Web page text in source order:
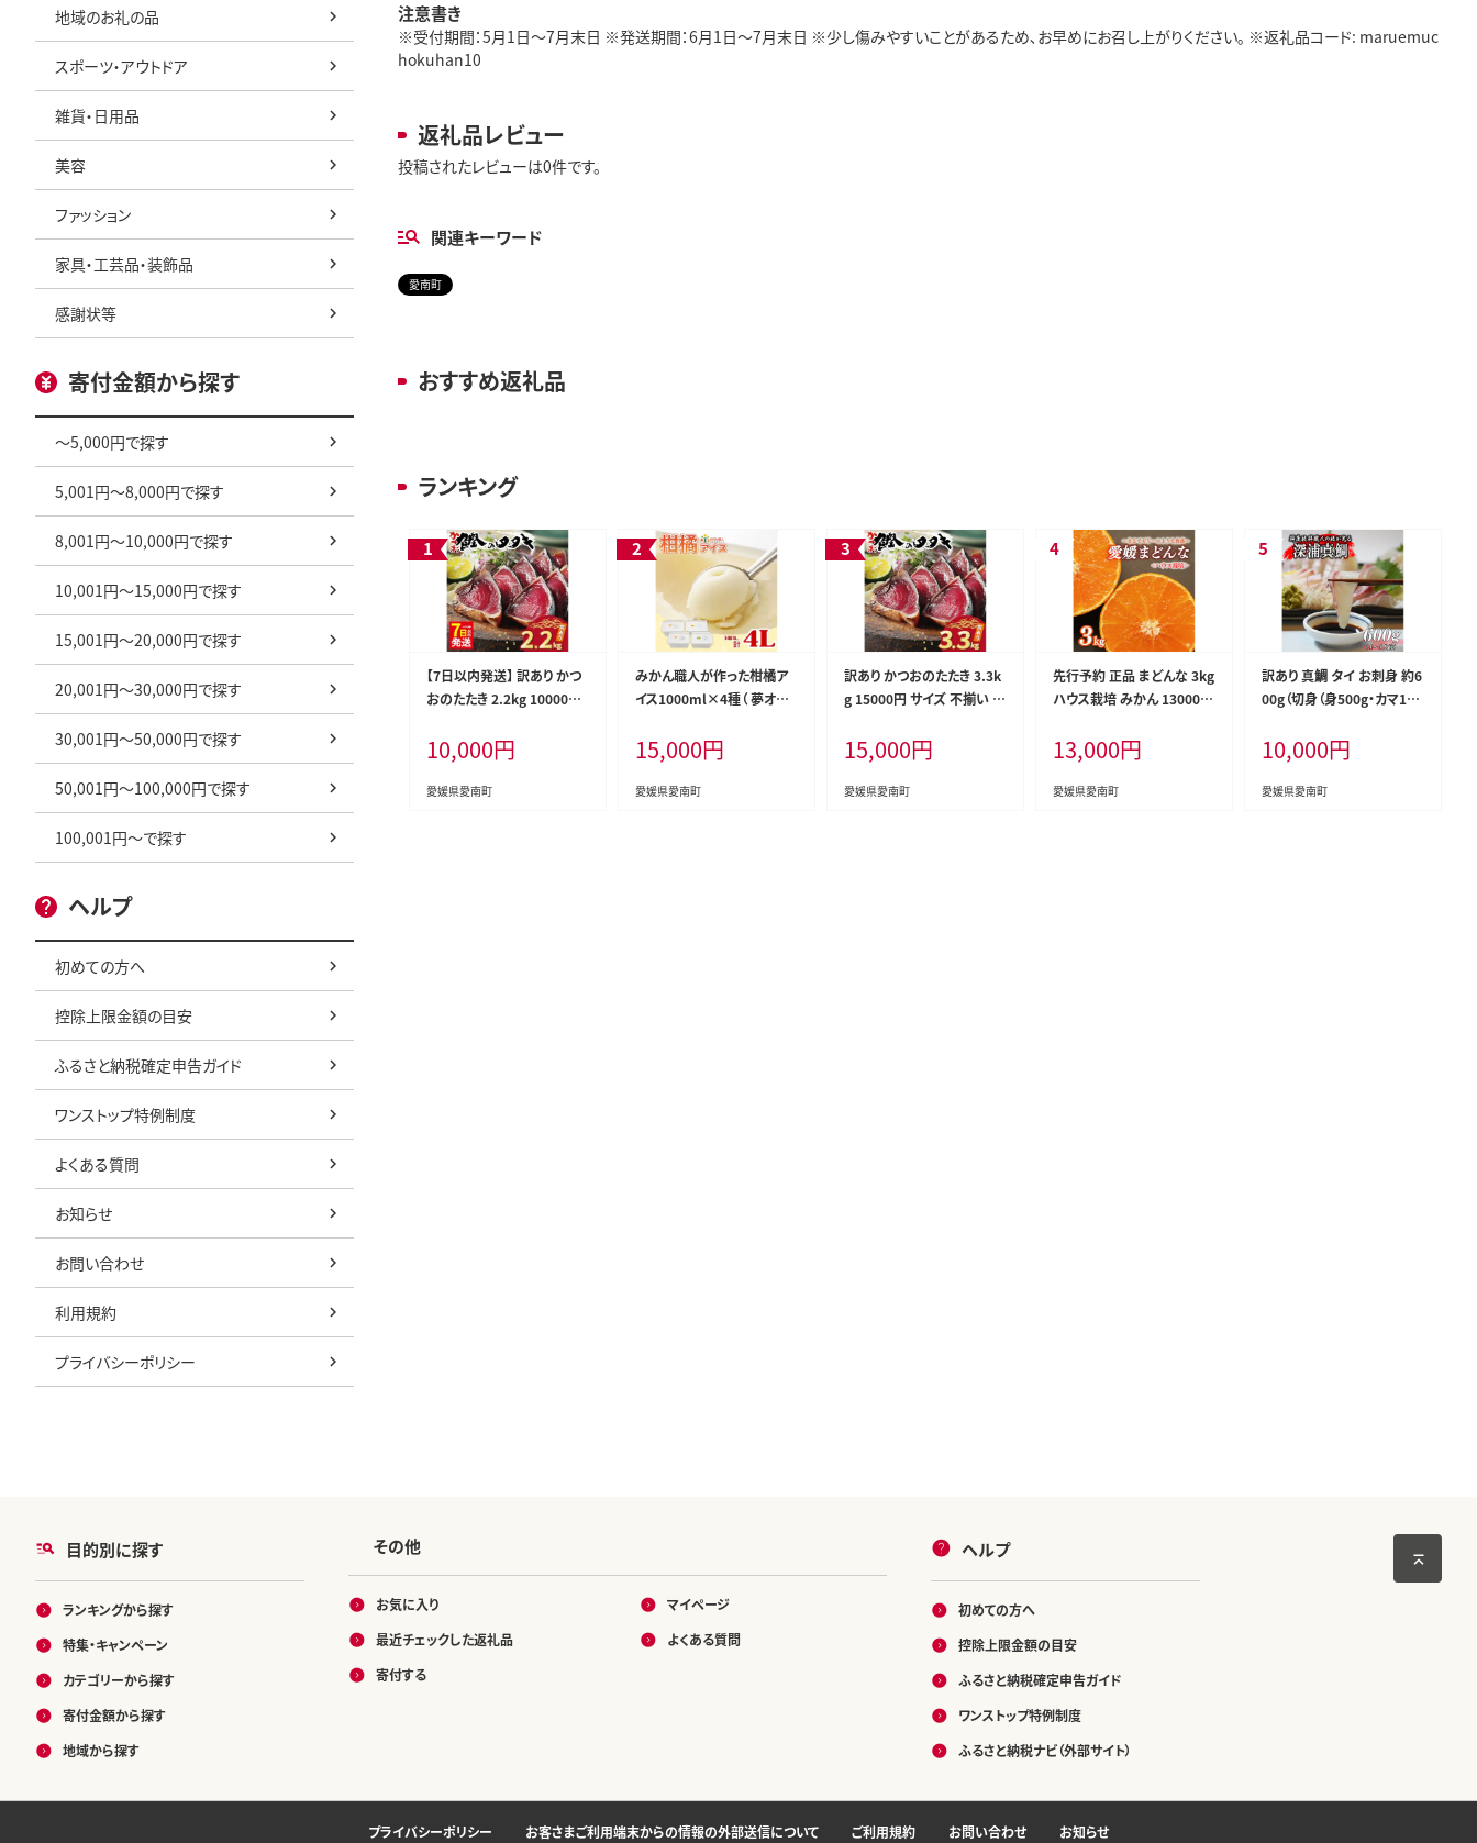
地域のお礼の品
スポーツ・アウトドア
雑貨・日用品
美容
ファッション
家具・工芸品・装飾品
感謝状等
寄付金額から探す
～5,000円で探す
5,001円～8,000円で探す
8,001円～10,000円で探す
10,001円～15,000円で探す
15,001円～20,000円で探す
20,001円～30,000円で探す
30,001円～50,000円で探す
50,001円～100,000円で探す
100,001円～で探す
ヘルプ
初めての方へ
控除上限金額の目安
ふるさと納税確定申告ガイド
ワンストップ特例制度
よくある質問
お知らせ
お問い合わせ
利用規約
プライバシーポリシー
注意書き
※受付期間：5月1日～7月末日 ※発送期間：6月1日～7月末日 ※少し傷みやすいことがあるため､お早めにお召し上がりください｡ ※返礼品コード: maruemuc
hokuhan10
返礼品レビュー
投稿されたレビューは0件です。
関連キーワード
愛南町
おすすめ返礼品
ランキング
【7日以内発送】 訳あり かつ
おのたたき 2.2kg 10000円
分け 真空 パック 新鮮 鮮魚
天然 鰹 四国一 水揚げ タタ
キ 冷凍 大容量 ふるさと納税
10,000円
愛媛県愛南町
みかん職人が作った柑橘ア
イス1000ml×4種（ 夢オレ
柑 ・ しらぬい ） みかん 柑橘
アイス アイスクリーム シャ
ーベット ジェラート ソルベ
15,000円
愛媛県愛南町
訳あり かつおのたたき 3.3k
g 15000円 サイズ 不揃い 規
鰹たたき 鰹のたたき 旬 お手
軽 魚海鮮 魚介 父の日 傷 小
分け 真空 パック 個包装 新
15,000円
愛媛県愛南町
先行予約 正品 まどんな 3kg
ハウス栽培 みかん 13000円
種 あいか アイカ 高級 人気
ブランド 柑橘 果物 フルーツ
期間限定 産地直送 国産 農
13,000円
愛媛県愛南町
訳あり 真鯛 タイ お刺身 約6
00g（切身（身500g・カマ100
真空パック 新鮮 鮮魚 養殖
カマ 冷凍 魚 料理 カルパッ
チョ 鯛めし 鯛茶漬け 茶漬
10,000円
愛媛県愛南町
目的別に探す
ランキングから探す
特集・キャンペーン
カテゴリーから探す
寄付金額から探す
地域から探す
その他
お気に入り
最近チェックした返礼品
寄付する
マイページ
よくある質問
ヘルプ
初めての方へ
控除上限金額の目安
ふるさと納税確定申告ガイド
ワンストップ特例制度
ふるさと納税ナビ（外部サイト）
プライバシーポリシー お客さまご利用端末からの情報の外部送信について ご利用規約 お問い合わせ お知らせ